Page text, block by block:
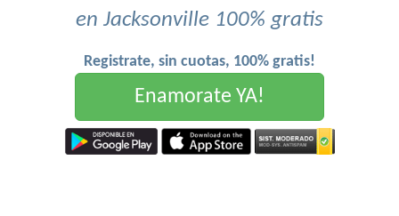
en Jacksonville 100% gratis
Registrate, sin cuotas, 100% gratis!
Enamorate YA!